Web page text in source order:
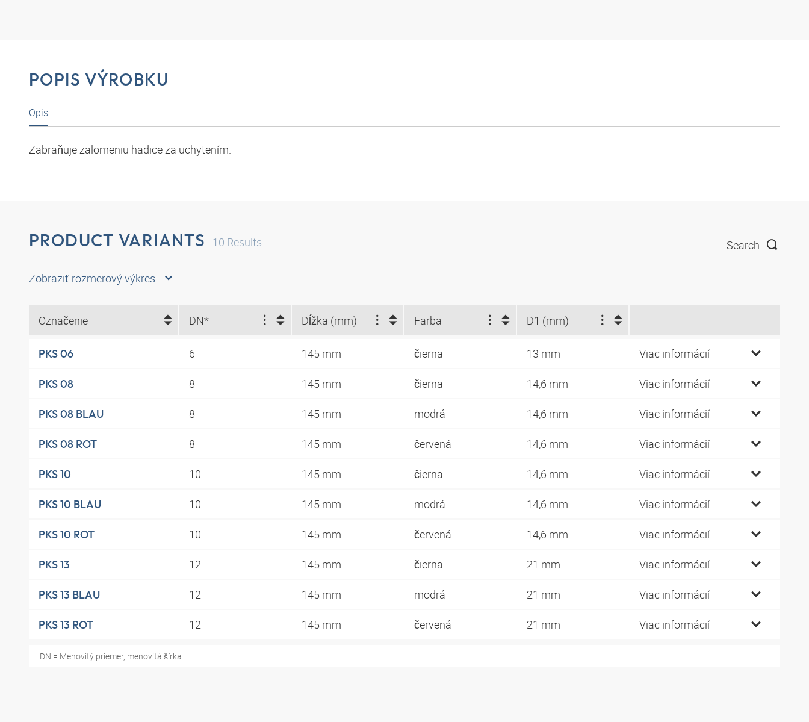
POPIS VÝROBKU
Opis
Zabraňuje zalomeniu hadice za uchytením.
PRODUCT VARIANTS 10 Results Search
Zobraziť rozmerový výkres
Označenie DN* Dĺžka (mm) Farba D1 (mm)
PKS 06 6 145 mm čierna 13 mm Viac informácií
PKS 08 8 145 mm čierna 14,6 mm Viac informácií
PKS 08 BLAU 8 145 mm modrá 14,6 mm Viac informácií
PKS 08 ROT 8 145 mm červená 14,6 mm Viac informácií
PKS 10 10 145 mm čierna 14,6 mm Viac informácií
PKS 10 BLAU 10 145 mm modrá 14,6 mm Viac informácií
PKS 10 ROT 10 145 mm červená 14,6 mm Viac informácií
PKS 13 12 145 mm čierna 21 mm Viac informácií
PKS 13 BLAU 12 145 mm modrá 21 mm Viac informácií
PKS 13 ROT 12 145 mm červená 21 mm Viac informácií
DN = Menovitý priemer, menovitá šírka